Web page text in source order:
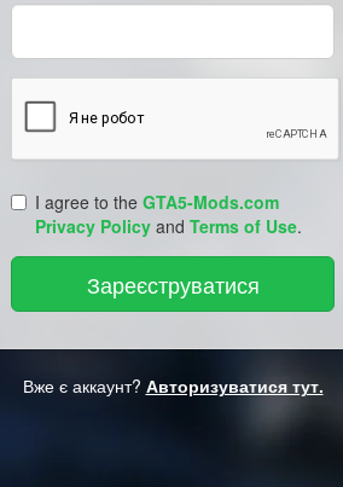
I agree to the GTA5-Mods.com
Privacy Policy and Terms of Use.
Вже є аккаунт? Авторизуватися тут.